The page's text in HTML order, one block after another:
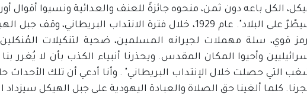
الكل باعه دون ثمن، منحوه جائزةً للعنف والعدائية ونسيوا
مُسيطّرٌ على البلاد". عام 1929، خلال فترة الانتداب
رمز قوي، سلة مهملات لجيرانه المسلمين، ضحية لتنكيلات
وأحيوا المكان المقدس. ويحذرنا أنبياء الكذب بأن لا
التي حصلت خلال الإنتداب البريطاني" . وأنا أدعي أن تلك الأحداث
كلما ألغينا حق الصلاة والعبادة اليهودية على جبل الهيكل